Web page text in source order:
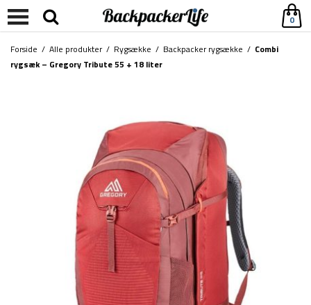
0
Forside / Alle produkter/ Rygsække / Backpacker rygsække / Combi
rygsæk – Gregory Tribute 55 + 18 liter